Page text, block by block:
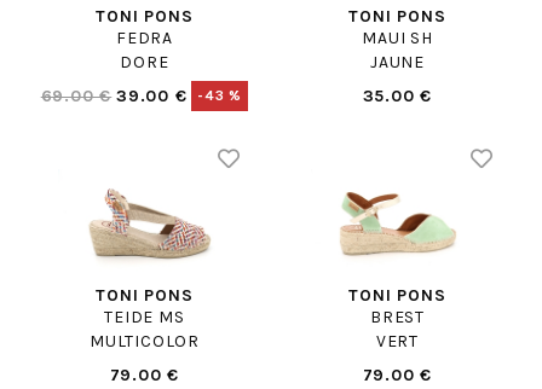
TONI PONS
FEDRA
DORE
69.00 € 39.00 € -43 %
TONI PONS
MAUI SH
JAUNE
35.00 €
TONI PONS
TEIDE MS
MULTICOLOR
79.00 €
TONI PONS
BREST
VERT
79.00 €